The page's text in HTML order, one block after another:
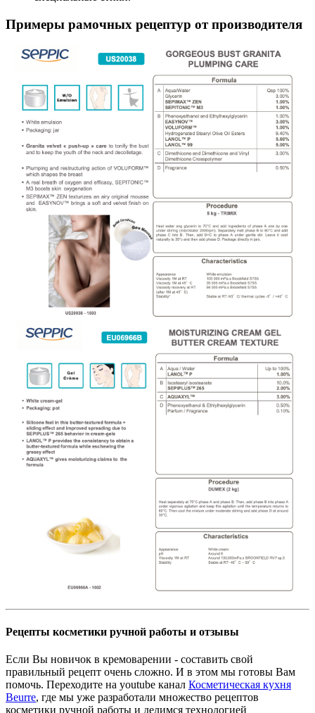
Примеры рамочных рецептур от производителя
Рецепты косметики ручной работы и отзывы
Если Вы новичок в кремоварении - составить свой
правильный рецепт очень сложно. И в этом мы готовы Вам
помочь. Переходите на youtube канал Косметическая кухня
Beurre, где мы уже разработали множество рецептов
косметики ручной работы и делимся технологией